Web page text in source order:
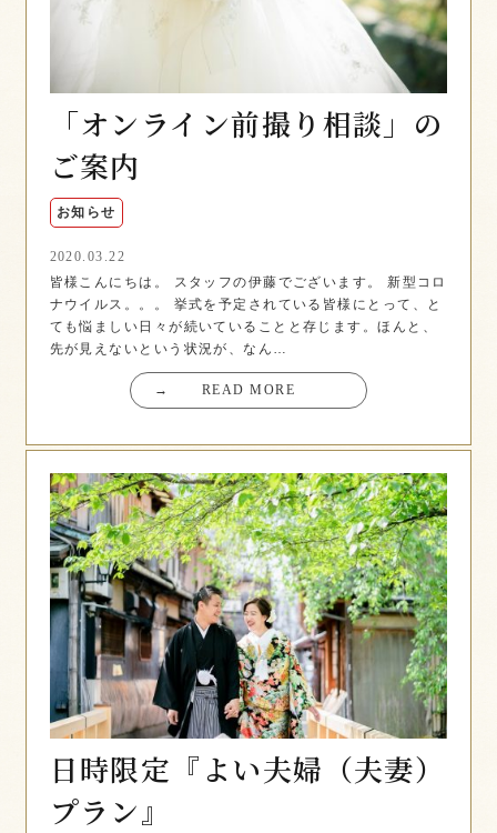
「オンライン前撮り相談」の
ご案内
お知らせ
2020.03.22
皆様こんにちは。 スタッフの伊藤でございます。 新型コロ
ナウイルス。。。 挙式を予定されている皆様にとって、と
ても悩ましい日々が続いていることと存じます。ほんと、
先が見えないという状況が、なん…
→ READ MORE
​日時限定『よい夫婦（夫妻）
プラン』